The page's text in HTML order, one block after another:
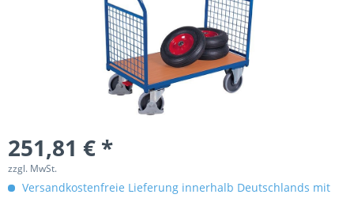
251,81 € *
zzgl. MwSt.
Versandkostenfreie Lieferung innerhalb Deutschlands mit